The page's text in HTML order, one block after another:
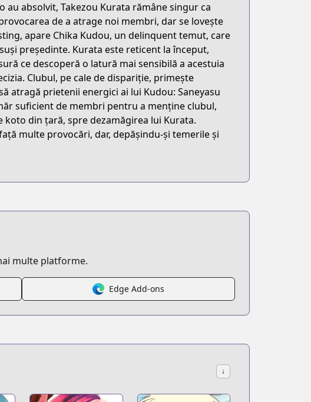
absolvit, Takezou Kurata rămâne singur ca
de a atrage noi membri, dar se lovește
apare Chika Kudou, un delinquent temut, care
președinte. Kurata este reticent la început,
ce descoperă o latură mai sensibilă a acestuia
Clubul, pe cale de dispariție, primește
atragă prietenii energici ai lui Kudou: Saneyasu
suficient de membri pentru a menține clubul,
din țară, spre dezamăgirea lui Kurata.
multe provocări, dar, depășindu-și temerile și
multe platforme.
Edge Add-ons
↓